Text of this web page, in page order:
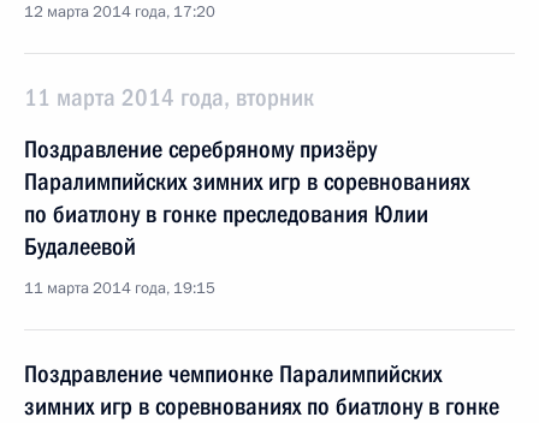
12 марта 2014 года, 17:20
11 марта 2014 года, вторник
Поздравление серебряному призёру
Паралимпийских зимних игр в соревнованиях
по биатлону в гонке преследования Юлии
Будалеевой
11 марта 2014 года, 19:15
Поздравление чемпионке Паралимпийских
зимних игр в соревнованиях по биатлону в гонке